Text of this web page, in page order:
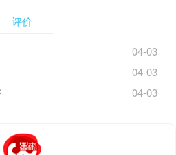
，同时还会鼓励学生发挥自
和价值。 个人荣誉：围棋
10年，国家一级裁判员，
员中国围棋协会围棋教练
评价
04-03
04-03
04-03